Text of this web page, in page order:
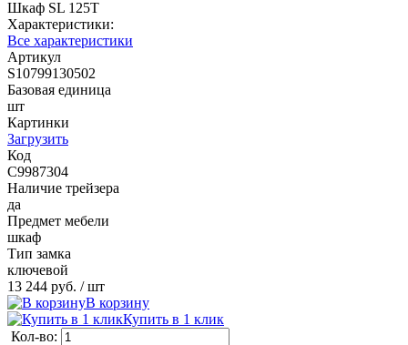
Шкаф SL 125T
Характеристики:
Все характеристики
Артикул
S10799130502
Базовая единица
шт
Картинки
Загрузить
Код
С9987304
Наличие трейзера
да
Предмет мебели
шкаф
Тип замка
ключевой
13 244 руб. / шт
В корзину
Купить в 1 клик
Кол-во: